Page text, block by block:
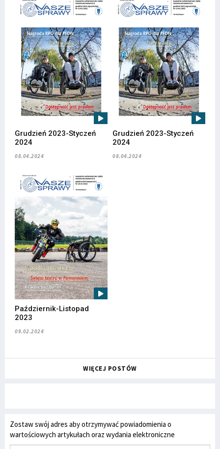
Grudzień 2023-Styczeń
2024
08.04.2024
Grudzień 2023-Styczeń
2024
08.04.2024
Październik-Listopad
2023
09.02.2024
WIĘCEJ POSTÓW
Zostaw swój adres aby otrzymywać powiadomienia o
wartościowych artykułach oraz wydania elektroniczne